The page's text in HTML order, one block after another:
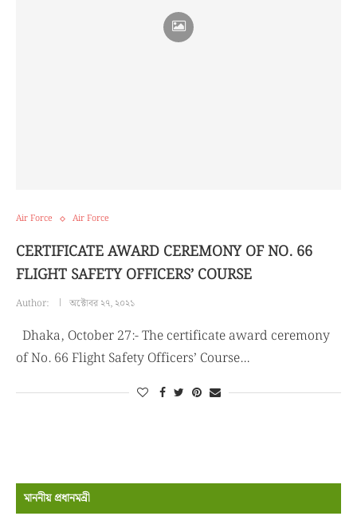
Air Force Air Force
CERTIFICATE AWARD CEREMONY OF NO. 66
FLIGHT SAFETY OFFICERS’ COURSE
Author: অক্টোবর ২৭, ২০২১
Dhaka, October 27:- The certificate award ceremony
of No. 66 Flight Safety Officers’ Course…
মাননীয় প্রধানমন্রী